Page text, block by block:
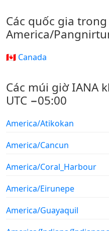
Các quốc gia
America/
🇨🇦 Canada
Các múi giờ IANA
UTC −05:00
America/Atikokan
America/Cancun
America/Coral_Harbour
America/Eirunepe
America/Guayaquil